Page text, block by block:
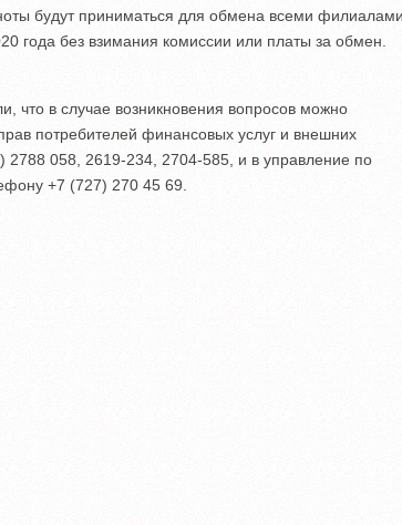
будут приниматься для обмена всеми филиалами
года без взимания комиссии или платы за обмен.
что в случае возникновения вопросов можно
потребителей финансовых услуг и внешних
058, 2619-234, 2704-585, и в управление по
+7 (727) 270 45 69.